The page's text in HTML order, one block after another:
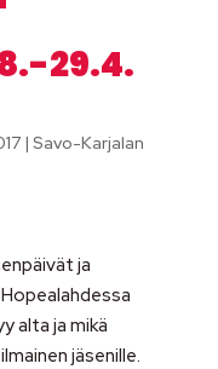
29.4.
| Savo-Karjalan
ja
alta ja mikä
jäsenille.